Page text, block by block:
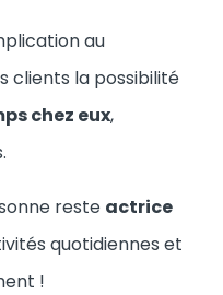
au
clients la possibilité
chez eux,
reste actrice
quotidiennes et
!